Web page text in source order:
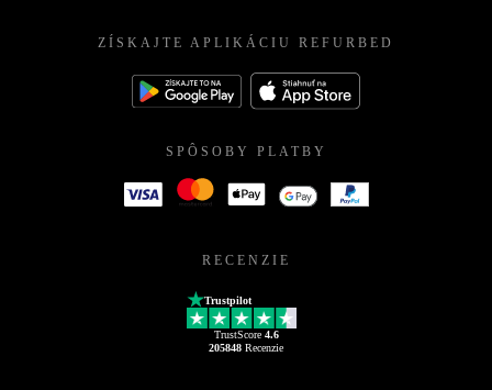
ZÍSKAJTE APLIKÁCIU REFURBED
SPÔSOBY PLATBY
RECENZIE
Trustpilot
TrustScore 4.6
205848 Recenzie